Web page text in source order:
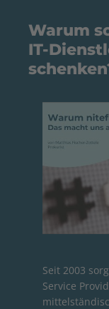
Warum
IT-
Seit 2003
Service